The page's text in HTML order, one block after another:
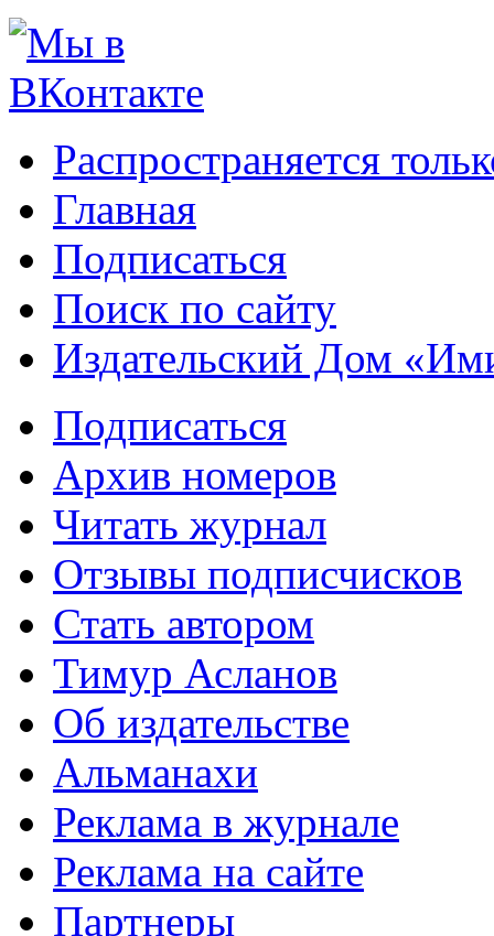
Распространяется
Главная
Подписаться
Поиск по сайту
Издательский Дом
Подписаться
Архив номеров
Читать журнал
Отзывы подписчисков
Стать автором
Тимур Асланов
Об издательстве
Альманахи
Реклама в журнале
Реклама на сайте
Партнеры